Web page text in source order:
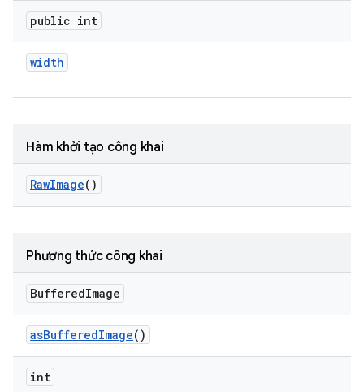
public int
width
Hàm khởi tạo công khai
RawImage()
Phương thức công khai
BufferedImage
asBufferedImage()
int